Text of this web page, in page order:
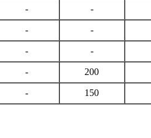
- -
- -
- -
- 200
-
150